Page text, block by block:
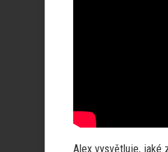
Alex vysvětluje, jaké